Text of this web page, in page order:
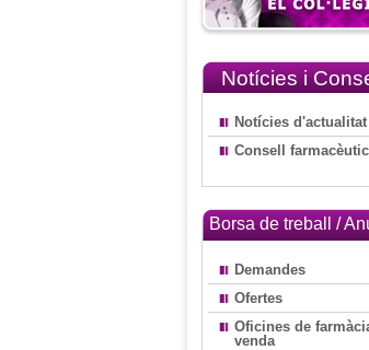
Notícies i
Notícies d'actualitat
Consell farmacèutic
Borsa de treball /
Demandes
Ofertes
Oficines de
venda